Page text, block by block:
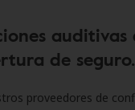
de seguro.
proveedores de